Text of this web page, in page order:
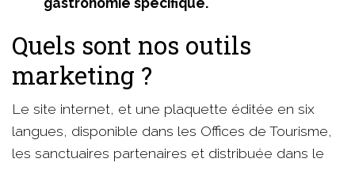
Quels sont nos outils
marketing ?
Le site internet, et une plaquette éditée en six
langues, disponible dans les Offices de Tourisme,
les sanctuaires partenaires et distribuée dans le